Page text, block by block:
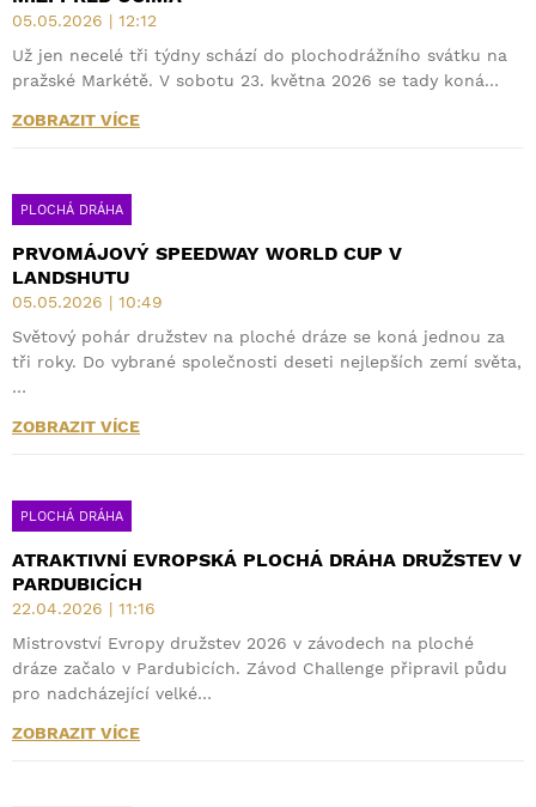
05.05.2026 | 12:12
Už jen necelé tři týdny schází do plochodrážního svátku na
pražské Markétě. V sobotu 23. května 2026 se tady koná…
ZOBRAZIT VÍCE
PLOCHÁ DRÁHA
PRVOMÁJOVÝ SPEEDWAY WORLD CUP V
LANDSHUTU
05.05.2026 | 10:49
Světový pohár družstev na ploché dráze se koná jednou za
tři roky. Do vybrané společnosti deseti nejlepších zemí světa,
…
ZOBRAZIT VÍCE
PLOCHÁ DRÁHA
ATRAKTIVNÍ EVROPSKÁ PLOCHÁ DRÁHA DRUŽSTEV V
PARDUBICÍCH
22.04.2026 | 11:16
Mistrovství Evropy družstev 2026 v závodech na ploché
dráze začalo v Pardubicích. Závod Challenge připravil půdu
pro nadcházející velké…
ZOBRAZIT VÍCE